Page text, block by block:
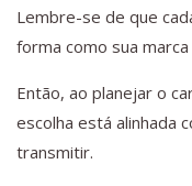
Lembre-se de que
forma como sua
Então, ao planejar o
escolha está alinhada
transmitir.